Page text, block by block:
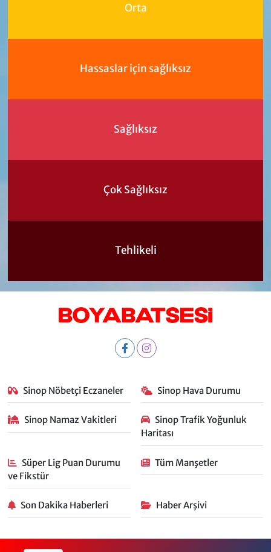
Orta
Hassaslar için sağlıksız
Sağlıksız
Çok Sağlıksız
Tehlikeli
Sinop Nöbetçi Eczaneler Sinop Hava Durumu
Sinop Namaz Vakitleri
Sinop Trafik Yoğunluk
Haritası
Süper Lig Puan Durumu
ve Fikstür
Tüm Manşetler
Son Dakika Haberleri Haber Arşivi